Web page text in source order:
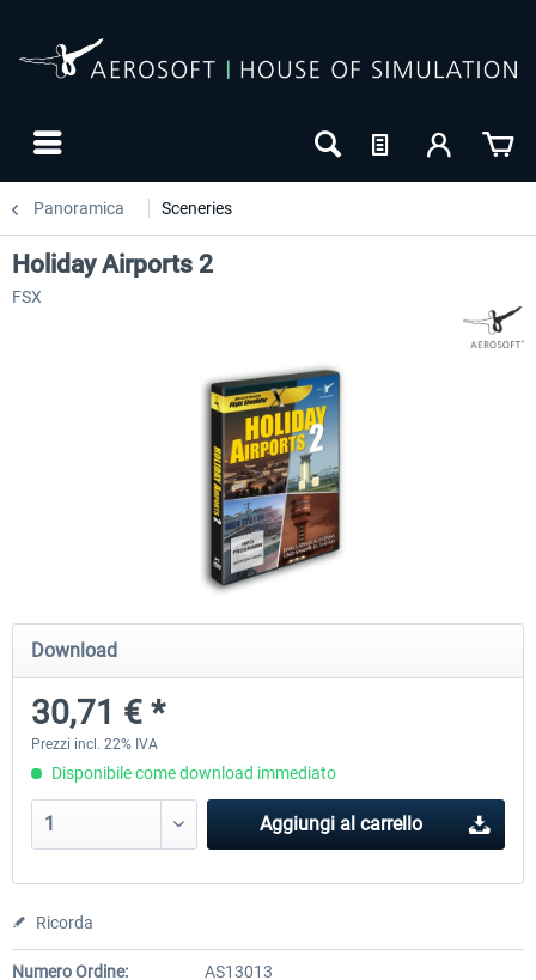
Panoramica Sceneries
Mega Airport Frankfurt V2.0
30,71 € *
Mega Airport Berlin
Holiday Airports 2
FSX
Download
30,71 € *
Prezzi incl. 22% IVA
Disponibile come download immediato
Aggiungi al carrello
Ricorda
Numero Ordine:
AS13013